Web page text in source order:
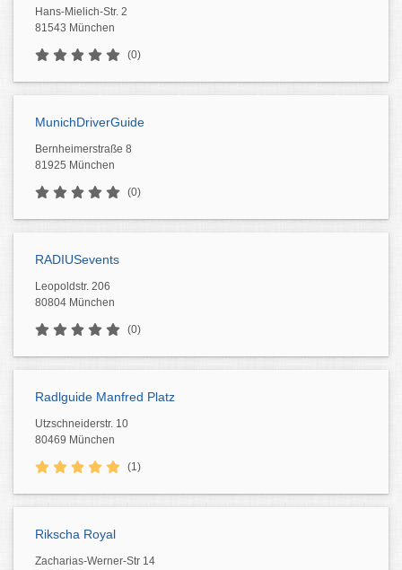
Hans-Mielich-Str. 2
81543 München
(0)
MunichDriverGuide
Bernheimerstraße 8
81925 München
(0)
RADIUSevents
Leopoldstr. 206
80804 München
(0)
Radlguide Manfred Platz
Utzschneiderstr. 10
80469 München
(1)
Rikscha Royal
Zacharias-Werner-Str 14